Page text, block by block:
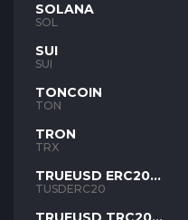
SOLANA
SOL
SUI
SUI
TONCOIN
TON
TRON
TRX
TRUEUSD ERC20
TUSD
TUSDERC20